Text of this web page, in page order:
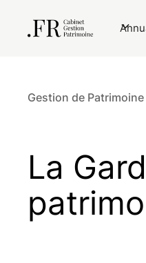
Gestion de Patrimoine
La